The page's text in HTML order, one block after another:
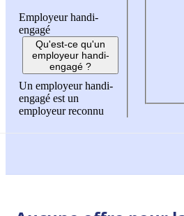
Employeur handi-
engagé
Qu'est-ce qu'un
employeur handi-
engagé ?
Un employeur handi-
engagé est un
employeur reconnu